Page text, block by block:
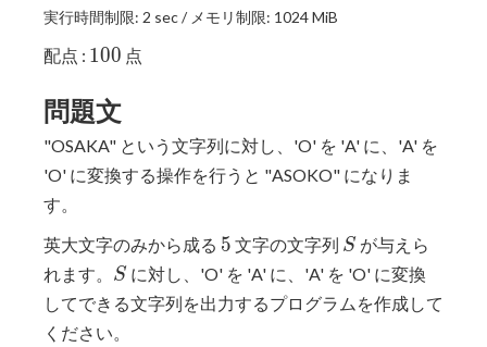
実行時間制限: 2 sec / メモリ制限: 1024 MiB
配点 : 100
100 点
問題文
"OSAKA" という文字列に対し、'O' を 'A' に、'A' を
'O' に変換する操作を行うと "ASOKO" になりま
す。
英大文字のみから成る 5
5 文字の文字列 S
S が与えら
れます。 S
S に対し、'O' を 'A' に、'A' を 'O' に変換
してできる文字列を出力するプログラムを作成して
ください。